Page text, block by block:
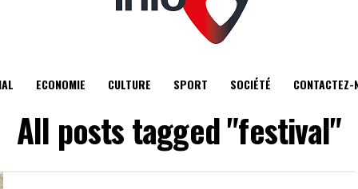
ECONOMIE CULTURE SPORT SOCIÉTÉ CONTACTEZ-
All posts tagged "festival"